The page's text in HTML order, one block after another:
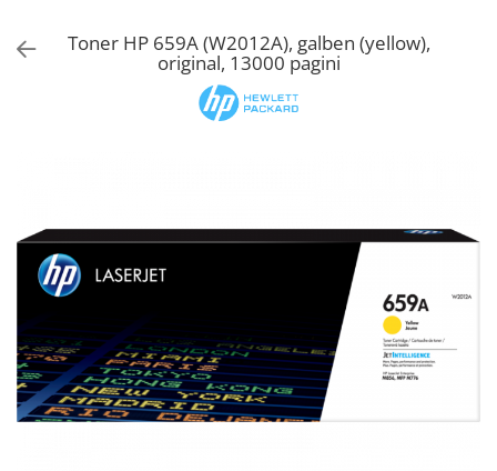
Scanere
Consumabile imprimanta
Tonere
Capete imprimare
Cartuse inkjet si cerneala
Hartie
Toner HP 659A (W2012A), galben (yellow),
original, 13000 pagini